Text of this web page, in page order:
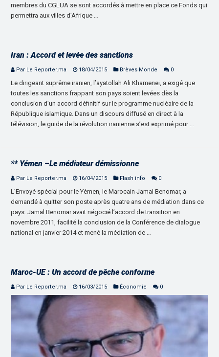
membres du CGLUA se sont accordés à mettre en place ce Fonds qui
permettra aux villes d’Afrique …
Iran : Accord et levée des sanctions
Par Le Reporter.ma 18/04/2015 Brèves Monde 0
Le dirigeant suprême iranien, l’ayatollah Ali Khamenei, a exigé que
toutes les sanctions frappant son pays soient levées dès la
conclusion d’un accord définitif sur le programme nucléaire de la
République islamique. Dans un discours diffusé en direct à la
télévision, le guide de la révolution iranienne s’est exprimé pour …
** Yémen –Le médiateur démissionne
Par Le Reporter.ma 16/04/2015 Flash info 0
L’Envoyé spécial pour le Yémen, le Marocain Jamal Benomar, a
demandé à quitter son poste après quatre ans de médiation dans ce
pays. Jamal Benomar avait négocié l’accord de transition en
novembre 2011, facilité la conclusion de la Conférence de dialogue
national en janvier 2014 et mené la médiation de …
Maroc-UE : Un accord de pêche conforme
Par Le Reporter.ma 16/03/2015 Économie 0